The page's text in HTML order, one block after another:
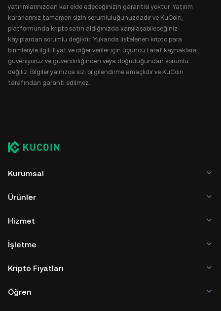
yatırımlarınızdan kar elde edeceğinizin garantisi yoktur. Yatırım
kararlarınız tamamen sizin sorumluluğunuzdadır ve KuCoin,
platformunda kripto satın aldığınızda karşılaşabileceğiniz
kayıplardan sorumlu değildir. Yukarıda listelenen kripto para
birimleriyle ilgili fiyat ve diğer veriler için üçüncü taraf kaynaklara
güveniyoruz ve güvenilirliğinden veya doğruluğundan sorumlu
değiliz. Bilgiler yalnızca sizi bilgilendirme amaçlıdır ve KuCoin
tarafından garanti edilmez.
Kurumsal
Ürünler
Hizmet
İşletme
Kripto Fiyatları
Öğren